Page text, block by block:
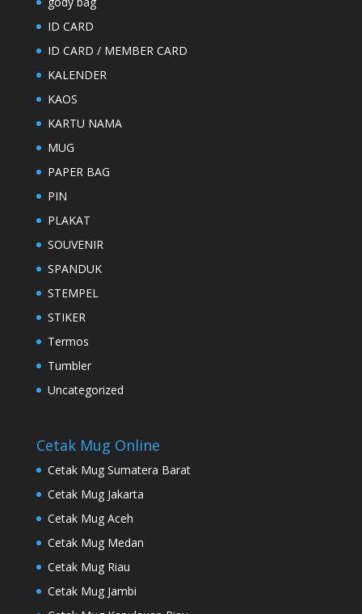
ID CARD
ID CARD / MEMBER CARD
KALENDER
KAOS
KARTU NAMA
MUG
PAPER BAG
PIN
PLAKAT
SOUVENIR
SPANDUK
STEMPEL
STIKER
Termos
Tumbler
Uncategorized
Cetak Mug Online
Cetak Mug Sumatera Barat
Cetak Mug Jakarta
Cetak Mug Aceh
Cetak Mug Medan
Cetak Mug Riau
Cetak Mug Jambi